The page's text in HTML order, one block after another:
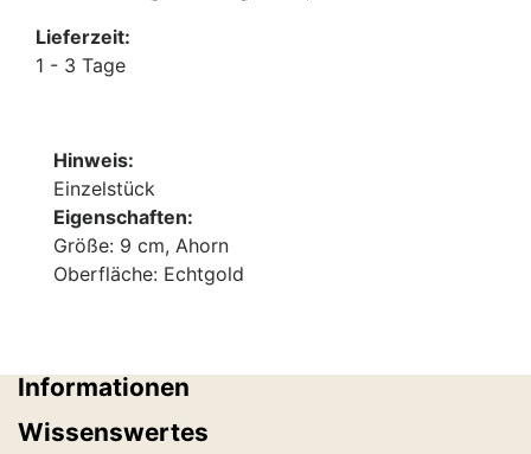
Lieferzeit:
1 - 3 Tage
Hinweis:
Einzelstück
Eigenschaften:
Größe: 9 cm, Ahorn
Oberfläche: Echtgold
Informationen
Wissenswertes